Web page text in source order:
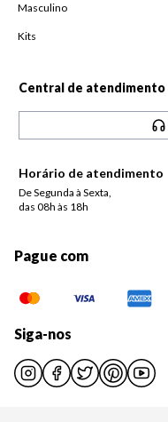
Masculino
Kits
Central de atendimento
Horário de atendimento
De Segunda à Sexta,
das 08h às 18h
Pague com
Siga-nos